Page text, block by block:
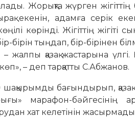
Жорықта жүрген жігіттің
екенін, адамға серік
көрінді. Жігіттің жігіті
бірін тыңдап, бір-бірінен
қазақ жастарына үлгі.
– деп тарқатты С.Абжанов.
бағындырып, қазақ
марафон-бәйгесінің
хат келетінін